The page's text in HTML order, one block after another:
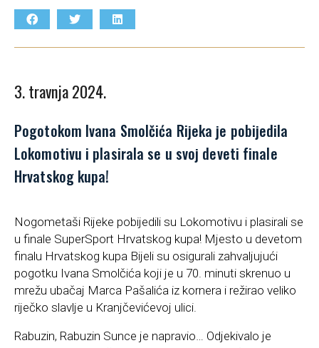
3. travnja 2024.
Pogotokom Ivana Smolčića Rijeka je pobijedila
Lokomotivu i plasirala se u svoj deveti finale
Hrvatskog kupa!
Nogometaši Rijeke pobijedili su Lokomotivu i plasirali se
u finale SuperSport Hrvatskog kupa! Mjesto u devetom
finalu Hrvatskog kupa Bijeli su osigurali zahvaljujući
pogotku Ivana Smolčića koji je u 70. minuti skrenuo u
mrežu ubačaj Marca Pašalića iz kornera i režirao veliko
riječko slavlje u Kranjčevićevoj ulici.
Rabuzin, Rabuzin Sunce je napravio… Odjekivalo je